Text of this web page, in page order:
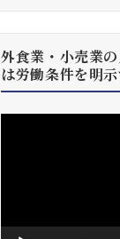
外食業・小売業
は労働条件を明